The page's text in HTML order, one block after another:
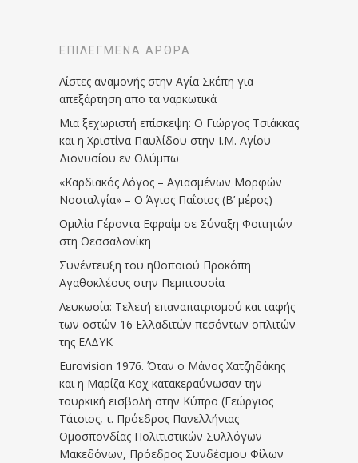
ΕΠΙΛΕΓΜΈΝΑ ΆΡΘΡΑ
Λίστες αναμονής στην Αγία Σκέπη για
απεξάρτηση απο τα ναρκωτικά
Μια ξεχωριστή επίσκεψη: Ο Γιώργος Τσιάκκας
και η Χριστίνα Παυλίδου στην Ι.Μ. Αγίου
Διονυσίου εν Ολύμπω
«Καρδιακός Λόγος – Αγιασμένων Μορφών
Νοσταλγία» – Ο Άγιος Παΐσιος (Β’ μέρος)
Ομιλία Γέροντα Εφραίμ σε Σύναξη Φοιτητών
στη Θεσσαλονίκη
Συνέντευξη του ηθοποιού Προκόπη
Αγαθοκλέους στην Πεμπτουσία
Λευκωσία: Τελετή επαναπατρισμού και ταφής
των οστών 16 Ελλαδιτών πεσόντων οπλιτών
της ΕΛΔΥΚ
Eurovision 1976. Όταν ο Μάνος Χατζηδάκης
και η Μαρίζα Κοχ κατακεραύνωσαν την
τουρκική εισβολή στην Κύπρο (Γεώργιος
Τάτσιος, τ. Πρόεδρος Πανελλήνιας
Ομοσπονδίας Πολιτιστικών Συλλόγων
Μακεδόνων, Πρόεδρος Συνδέσμου Φίλων